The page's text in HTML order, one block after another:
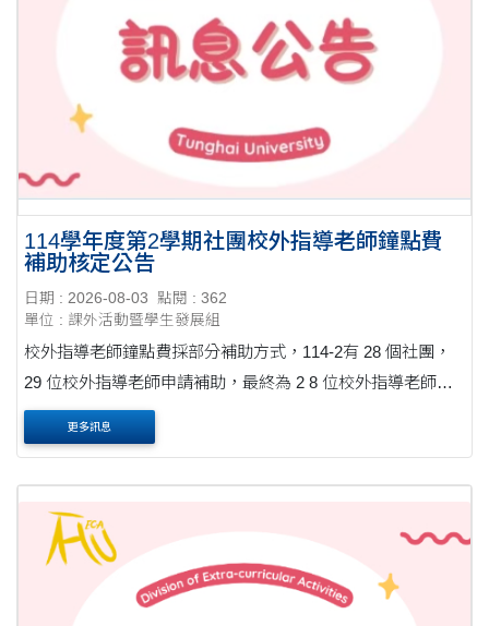
114學年度第2學期社團校外指導老師鐘點費
補助核定公告
日期 : 2026-08-03
點閱 : 362
單位 : 課外活動暨學生發展組
校外指導老師鐘點費採部分補助方式，114-2有 28 個社團，
29 位校外指導老師申請補助，最終為 2 8 位校外指導老師符
合補助資格。 114-2校外指導老師鐘點費所需302,975元，然
總經費僅有14萬元，故按照各社團評鑑成績比....
更多訊息